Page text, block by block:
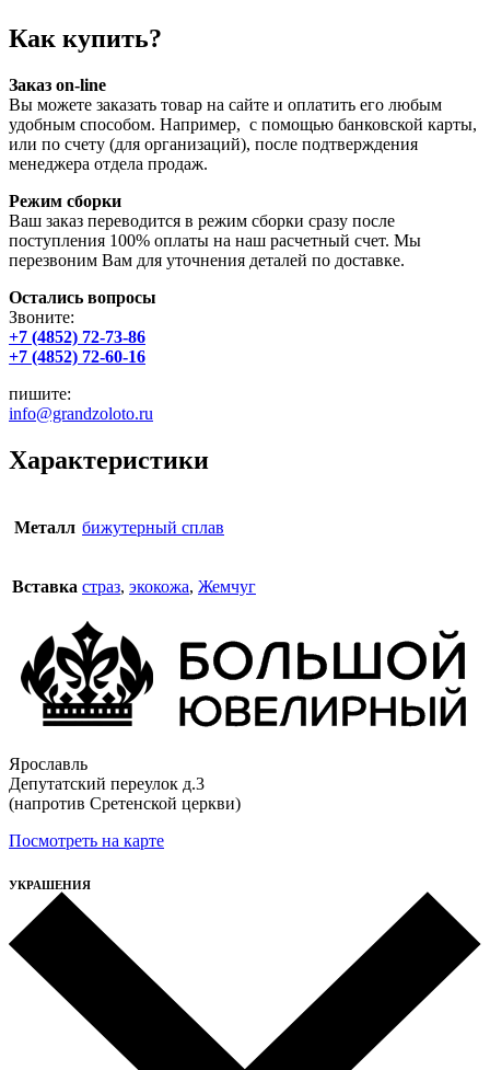
Как купить?
Заказ on-line
Вы можете заказать товар на сайте и оплатить его любым
удобным способом. Например, с помощью банковской карты,
или по счету (для организаций), после подтверждения
менеджера отдела продаж.
Режим сборки
Ваш заказ переводится в режим сборки сразу после
поступления 100% оплаты на наш расчетный счет. Мы
перезвоним Вам для уточнения деталей по доставке.
Остались вопросы
Звоните:
+7 (4852) 72-73-86
+7 (4852) 72-60-16
пишите:
info@grandzoloto.ru
Характеристики
Металл бижутерный сплав
Вставка страз, экокожа, Жемчуг
Ярославль
Депутатский переулок д.3
(напротив Сретенской церкви)
Посмотреть на карте
УКРАШЕНИЯ